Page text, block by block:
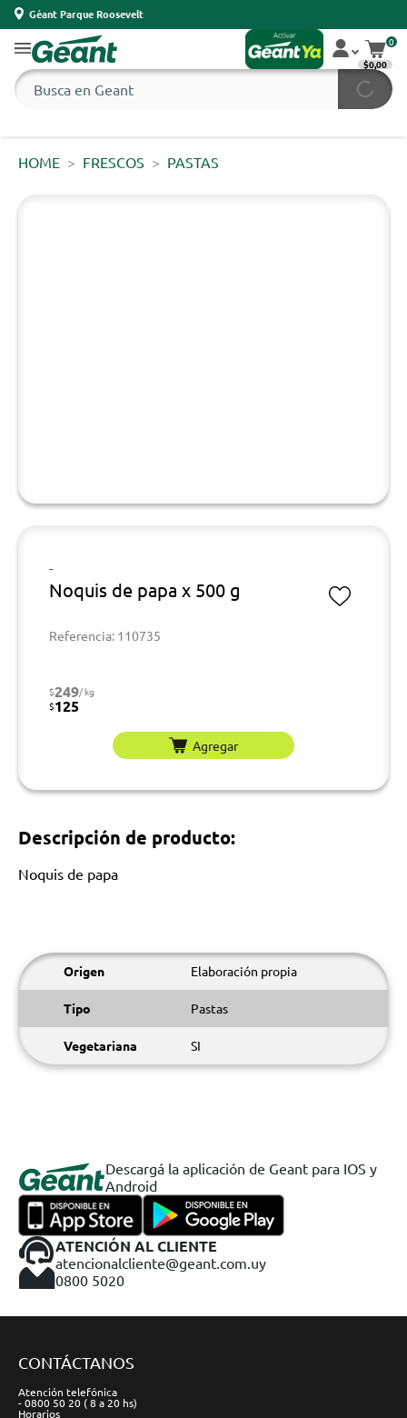
Géant Parque Roosevelt
0
$0,00
HOME FRESCOS PASTAS
-
Noquis de papa x 500 g
Referencia: 110735
$249/ kg
$125
Agregar
Descripción de producto:
Noquis de papa
Origen Elaboración propia
Tipo Pastas
Vegetariana SI
Descargá la aplicación de Geant para IOS y
Android
ATENCIÓN AL CLIENTE
atencionalcliente@geant.com.uy
0800 5020
CONTÁCTANOS
Atención telefónica
- 0800 50 20 ( 8 a 20 hs)
Horarios